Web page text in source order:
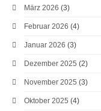
März 2026 (3)
Februar 2026 (4)
Januar 2026 (3)
Dezember 2025 (2)
November 2025 (3)
Oktober 2025 (4)